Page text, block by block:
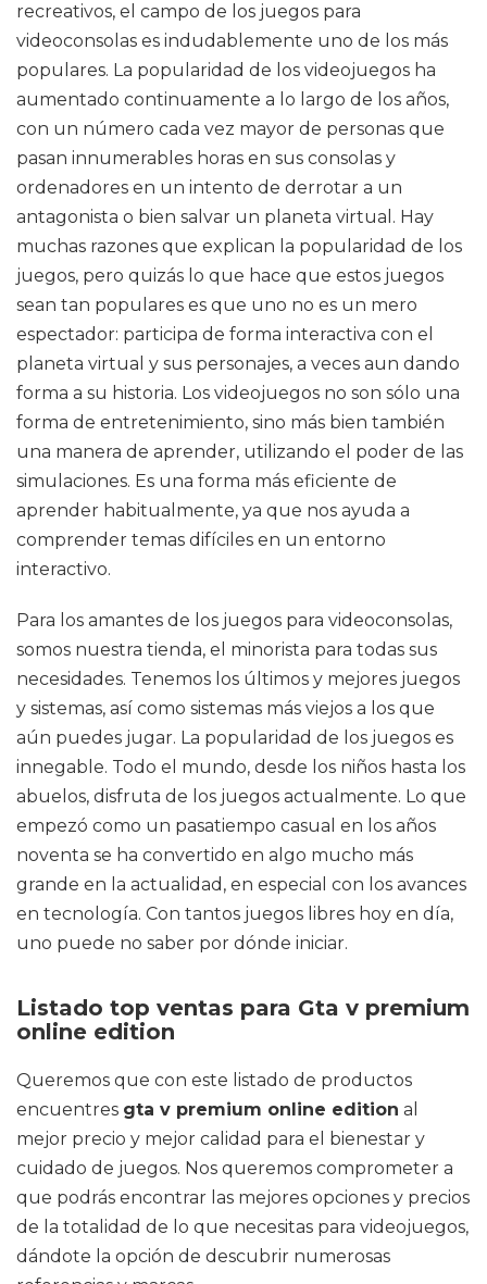
recreativos, el campo de los juegos para
videoconsolas es indudablemente uno de los más
populares. La popularidad de los videojuegos ha
aumentado continuamente a lo largo de los años,
con un número cada vez mayor de personas que
pasan innumerables horas en sus consolas y
ordenadores en un intento de derrotar a un
antagonista o bien salvar un planeta virtual. Hay
muchas razones que explican la popularidad de los
juegos, pero quizás lo que hace que estos juegos
sean tan populares es que uno no es un mero
espectador: participa de forma interactiva con el
planeta virtual y sus personajes, a veces aun dando
forma a su historia. Los videojuegos no son sólo una
forma de entretenimiento, sino más bien también
una manera de aprender, utilizando el poder de las
simulaciones. Es una forma más eficiente de
aprender habitualmente, ya que nos ayuda a
comprender temas difíciles en un entorno
interactivo.
Para los amantes de los juegos para videoconsolas,
somos nuestra tienda, el minorista para todas sus
necesidades. Tenemos los últimos y mejores juegos
y sistemas, así como sistemas más viejos a los que
aún puedes jugar. La popularidad de los juegos es
innegable. Todo el mundo, desde los niños hasta los
abuelos, disfruta de los juegos actualmente. Lo que
empezó como un pasatiempo casual en los años
noventa se ha convertido en algo mucho más
grande en la actualidad, en especial con los avances
en tecnología. Con tantos juegos libres hoy en día,
uno puede no saber por dónde iniciar.
Listado top ventas para Gta v premium
online edition
Queremos que con este listado de productos
encuentres gta v premium online edition al
mejor precio y mejor calidad para el bienestar y
cuidado de juegos. Nos queremos comprometer a
que podrás encontrar las mejores opciones y precios
de la totalidad de lo que necesitas para videojuegos,
dándote la opción de descubrir numerosas